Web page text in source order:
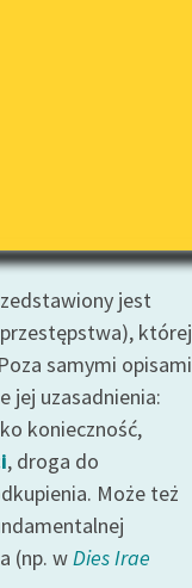
dostępności
jest
której
samymi opisami
jej uzasadnienia:
konieczność,
, droga do
Może też
(np. wDies Irae